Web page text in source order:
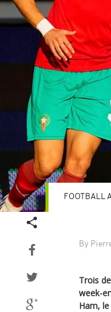
By
FOOTBALL
Trois
week-
Ham,